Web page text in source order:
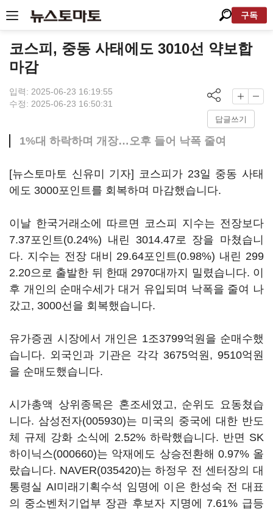
구독
코스피, 중동 사태에도 3010선 약보합
마감
입력: 2025-06-23 16:19:55
수정: 2025-06-23 16:50:31
답글쓰기
1%대 하락하며 개장…오후 들어 낙폭 줄여
[뉴스토마토 신유미 기자] 코스피가 23일 중동 사태
에도 3000포인트를 회복하며 마감했습니다.
이날 한국거래소에 따르면 코스피 지수는 전장보다
7.37포인트(0.24%) 내린 3014.47로 장을 마쳤습니
다. 지수는 전장 대비 29.64포인트(0.98%) 내린 299
2.20으로 출발한 뒤 한때 2970대까지 밀렸습니다. 이
후 개인의 순매수세가 대거 유입되며 낙폭을 줄여 나
갔고, 3000선을 회복했습니다.
유가증권 시장에서 개인은 1조3799억원을 순매수했
습니다. 외국인과 기관은 각각 3675억원, 9510억원
을 순매도했습니다.
시가총액 상위종목은 혼조세였고, 순위도 요동쳤습
니다. 삼성전자(005930)는 미국의 중국에 대한 반도
체 규제 강화 소식에 2.52% 하락했습니다. 반면 SK
하이닉스(000660)는 악재에도 상승전환해 0.97% 올
랐습니다. NAVER(035420)는 하정우 전 센터장의 대
통령실 AI미래기획수석 임명에 이은 한성숙 전 대표
의 중소벤처기업부 장관 후보자 지명에 7.61% 급등